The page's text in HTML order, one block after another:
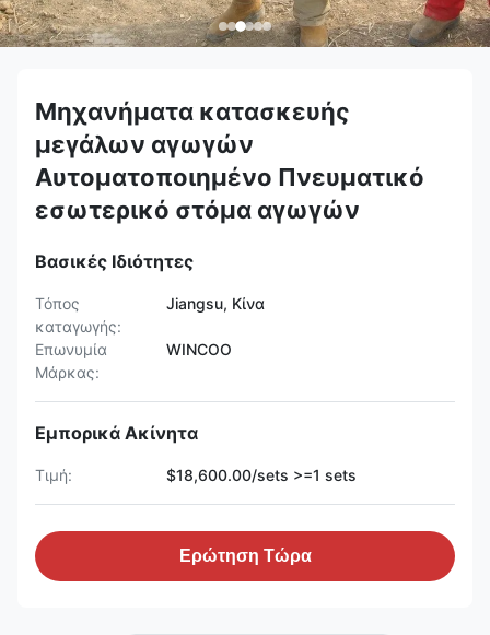
Μηχανήματα κατασκευής
μεγάλων αγωγών
Αυτοματοποιημένο Πνευματικό
εσωτερικό στόμα αγωγών
Βασικές Ιδιότητες
Τόπος
καταγωγής:
Jiangsu, Κίνα
Επωνυμία
Μάρκας:
WINCOO
Εμπορικά Ακίνητα
Τιμή: $18,600.00/sets >=1 sets
Ερώτηση Τώρα